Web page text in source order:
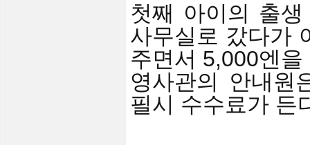
첫째 아이의 출
사무실로 갔다가
주면서 5,000엔
영사관의 안내원
필시 수수료가 든